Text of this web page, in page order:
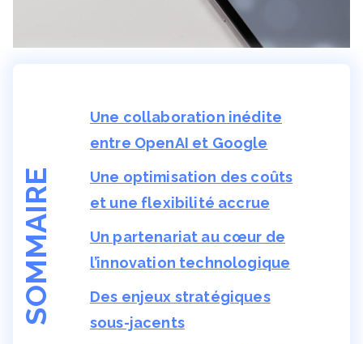
SOMMAIRE
Une collaboration inédite
entre OpenAI et Google
Une optimisation des coûts
et une flexibilité accrue
Un partenariat au cœur de
l’innovation technologique
Des enjeux stratégiques
sous-jacents